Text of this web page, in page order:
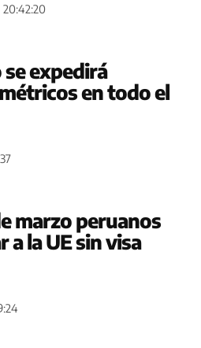
20:42:20
expedirá
en todo el
marzo peruanos
la UE sin visa